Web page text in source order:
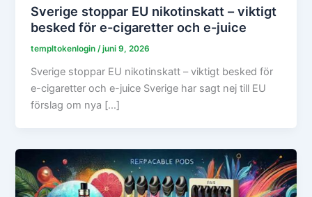
Sverige stoppar EU nikotinskatt – viktigt
besked för e-cigaretter och e-juice
templtokenlogin /juni 9, 2026
Sverige stoppar EU nikotinskatt – viktigt besked för
e-cigaretter och e-juice Sverige har sagt nej till EU
förslag om nya […]